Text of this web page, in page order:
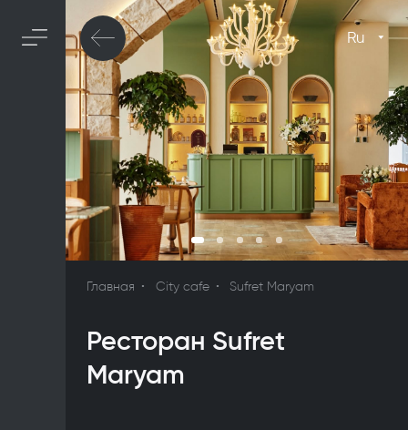
Ru
Главная City cafe Sufret Maryam
Ресторан Sufret
Maryam